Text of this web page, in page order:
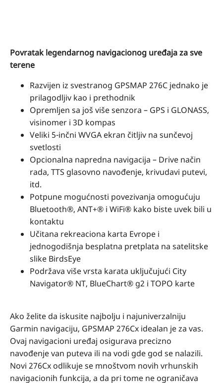
Povratak legendarnog navigacionog uređaja za sve
terene
Razvijen iz svestranog GPSMAP 276C jednako je
prilagodljiv kao i prethodnik
Opremljen sa još više senzora – GPS i GLONASS,
visinomer i 3D kompas
Veliki 5-inčni WVGA ekran čitljiv na sunčevoj
svetlosti
Opcionalna napredna navigacija – Drive način
rada, TTS glasovno navođenje, krivudavi putevi,
itd.
Potpune mogućnosti povezivanja omogućuju
Bluetooth®, ANT+® i WiFi® kako biste uvek bili u
kontaktu
Učitana rekreaciona karta Evrope i
jednogodišnja besplatna pretplata na satelitske
slike BirdsEye
Podržava više vrsta karata uključujući City
Navigator® NT, BlueChart® g2 i TOPO karte
Ako želite da iskusite najbolju i najuniverzalniju
Garmin navigaciju, GPSMAP 276Cx idealan je za vas.
Ovaj navigacioni uređaj osigurava precizno
navođenje van puteva ili na vodi gde god se nalazili.
Novi 276Cx odlikuje se mnoštvom novih vrhunskih
navigacionih funkcija, a da pri tome ne ograničava